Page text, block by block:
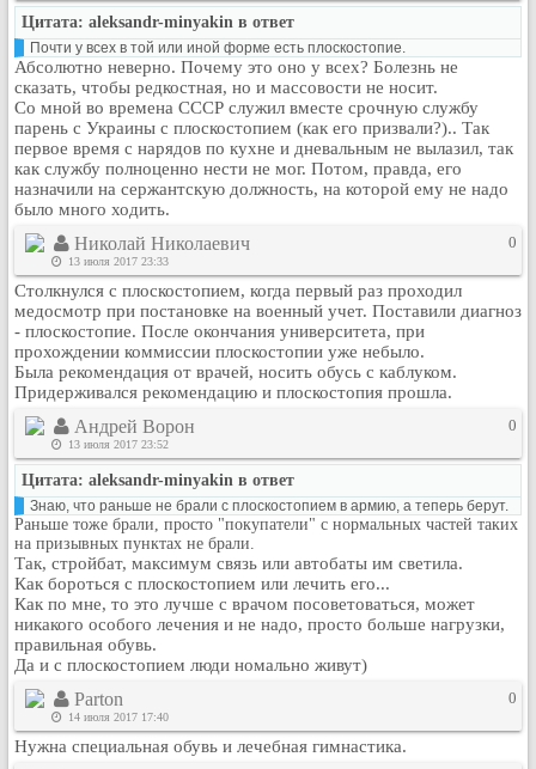
Цитата: aleksandr-minyakin в ответ
Почти у всех в той или иной форме есть плоскостопие.
Абсолютно неверно. Почему это оно у всех? Болезнь не
сказать, чтобы редкостная, но и массовости не носит.
Со мной во времена СССР служил вместе срочную службу
парень с Украины с плоскостопием (как его призвали?).. Так
первое время с нарядов по кухне и дневальным не вылазил, так
как службу полноценно нести не мог. Потом, правда, его
назначили на сержантскую должность, на которой ему не надо
было много ходить.
Николай Николаевич
13 июля 2017 23:33
0
Столкнулся с плоскостопием, когда первый раз проходил
медосмотр при постановке на военный учет. Поставили диагноз
- плоскостопие. После окончания университета, при
прохождении коммиссии плоскостопии уже небыло.
Была рекомендация от врачей, носить обусь с каблуком.
Придерживался рекомендацию и плоскостопия прошла.
Андрей Ворон
13 июля 2017 23:52
0
Цитата: aleksandr-minyakin в ответ
Знаю, что раньше не брали с плоскостопием в армию, а теперь берут.
Раньше тоже брали, просто "покупатели" с нормальных частей таких
на призывных пунктах не брали.
Так, стройбат, максимум связь или автобаты им светила.
Как бороться с плоскостопием или лечить его...
Как по мне, то это лучше с врачом посоветоваться, может
никакого особого лечения и не надо, просто больше нагрузки,
правильная обувь.
Да и с плоскостопием люди номально живут)
Parton
14 июля 2017 17:40
0
Нужна специальная обувь и лечебная гимнастика.